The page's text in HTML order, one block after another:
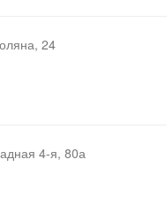
24
4-я, 80а